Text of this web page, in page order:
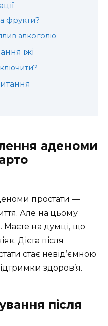
фрукти?
алкоголю
їжі
аденоми
простати —
Але на цьому
Маєте на думці, що
Дієта після
стає невід’ємною
здоров’я.
після